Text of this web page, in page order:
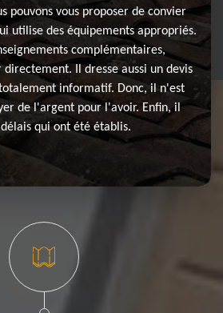
pouvons vous proposer de convier
utilise des équipements appropriés.
complémentaires,
Il dresse aussi un devis
informatif. Donc, il n'est
de l'argent pour l'avoir. Enfin, il
qui ont été établis.